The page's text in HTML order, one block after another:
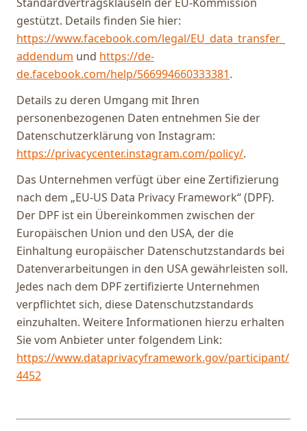
gestützt. Details finden Sie hier:
https://www.facebook.com/legal/EU_data_transfer_
addendum und https://de-
de.facebook.com/help/566994660333381.
Details zu deren Umgang mit Ihren
personenbezogenen Daten entnehmen Sie der
Datenschutzerklärung von Instagram:
https://privacycenter.instagram.com/policy/.
Das Unternehmen verfügt über eine Zertifizierung
nach dem „EU-US Data Privacy Framework“ (DPF).
Der DPF ist ein Übereinkommen zwischen der
Europäischen Union und den USA, der die
Einhaltung europäischer Datenschutzstandards bei
Datenverarbeitungen in den USA gewährleisten soll.
Jedes nach dem DPF zertifizierte Unternehmen
verpflichtet sich, diese Datenschutzstandards
einzuhalten. Weitere Informationen hierzu erhalten
Sie vom Anbieter unter folgendem Link:
https://www.dataprivacyframework.gov/participant/
4452